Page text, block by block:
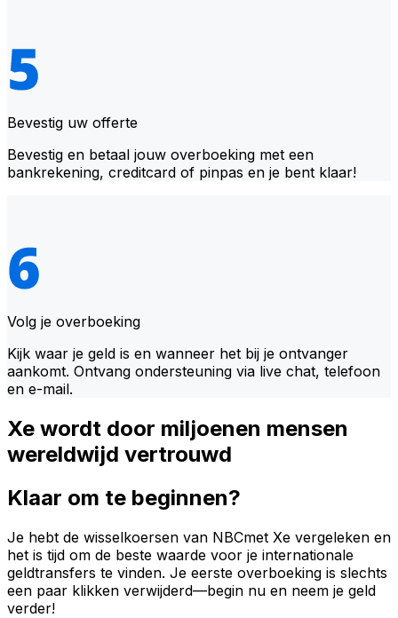
Bevestig uw offerte
Bevestig en betaal jouw overboeking met een
bankrekening, creditcard of pinpas en je bent klaar!
Volg je overboeking
Kijk waar je geld is en wanneer het bij je ontvanger
aankomt. Ontvang ondersteuning via live chat, telefoon
en e-mail.
Xe wordt door miljoenen mensen
wereldwijd vertrouwd
Klaar om te beginnen?
Je hebt de wisselkoersen van NBCmet Xe vergeleken en
het is tijd om de beste waarde voor je internationale
geldtransfers te vinden. Je eerste overboeking is slechts
een paar klikken verwijderd—begin nu en neem je geld
verder!